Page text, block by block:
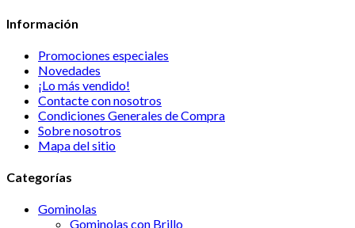
Información
Promociones especiales
Novedades
¡Lo más vendido!
Contacte con nosotros
Condiciones Generales de Compra
Sobre nosotros
Mapa del sitio
Categorías
Gominolas
Gominolas con Brillo